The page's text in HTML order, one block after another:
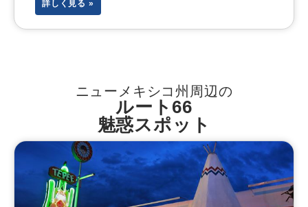
詳しく見る »
ニューメキシコ州周辺の
ルート66
魅惑スポット